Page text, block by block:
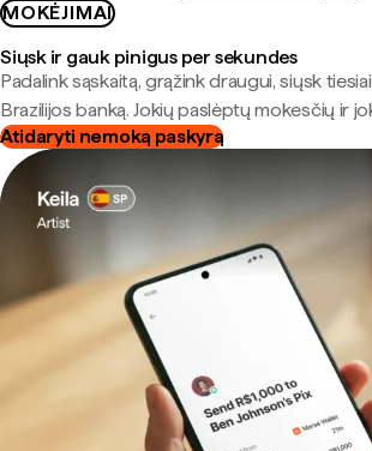
MOKĖJIMAI
Siųsk ir gauk pinigus per sekundes
Padalink sąskaitą, grąžink draugui, siųsk
Brazilijos banką. Jokių paslėptų mokesčių ir
Atidaryti nemoką paskyrą